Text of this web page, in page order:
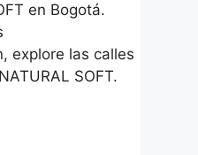
en Bogotá.
explore las calles
SOFT.